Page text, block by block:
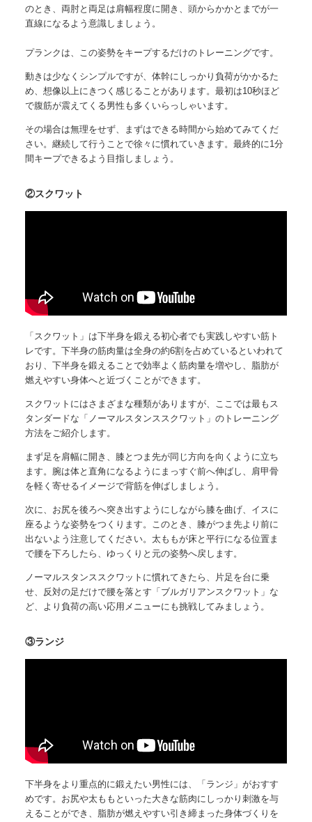
のとき、両肘と両足は肩幅程度に開き、頭からかかとまでが一
直線になるよう意識しましょう。
プランクは、この姿勢をキープするだけのトレーニングです。
動きは少なくシンプルですが、体幹にしっかり負荷がかかるた
め、想像以上にきつく感じることがあります。最初は10秒ほど
で腹筋が震えてくる男性も多くいらっしゃいます。
その場合は無理をせず、まずはできる時間から始めてみてくだ
さい。継続して行うことで徐々に慣れていきます。最終的に1分
間キープできるよう目指しましょう。
②スクワット
「スクワット」は下半身を鍛える初心者でも実践しやすい筋ト
レです。下半身の筋肉量は全身の約6割を占めているといわれて
おり、下半身を鍛えることで効率よく筋肉量を増やし、脂肪が
燃えやすい身体へと近づくことができます。
スクワットにはさまざまな種類がありますが、ここでは最もス
タンダードな「ノーマルスタンススクワット」のトレーニング
方法をご紹介します。
まず足を肩幅に開き、膝とつま先が同じ方向を向くように立ち
ます。腕は体と直角になるようにまっすぐ前へ伸ばし、肩甲骨
を軽く寄せるイメージで背筋を伸ばしましょう。
次に、お尻を後ろへ突き出すようにしながら膝を曲げ、イスに
座るような姿勢をつくります。このとき、膝がつま先より前に
出ないよう注意してください。太ももが床と平行になる位置ま
で腰を下ろしたら、ゆっくりと元の姿勢へ戻します。
ノーマルスタンススクワットに慣れてきたら、片足を台に乗
せ、反対の足だけで腰を落とす「ブルガリアンスクワット」な
ど、より負荷の高い応用メニューにも挑戦してみましょう。
③ランジ
下半身をより重点的に鍛えたい男性には、「ランジ」がおすす
めです。お尻や太ももといった大きな筋肉にしっかり刺激を与
えることができ、脂肪が燃えやすい引き締まった身体づくりを